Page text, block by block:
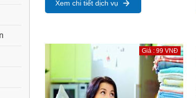
Xem chi tiết dịch vụ
Giá : 99 VNĐ